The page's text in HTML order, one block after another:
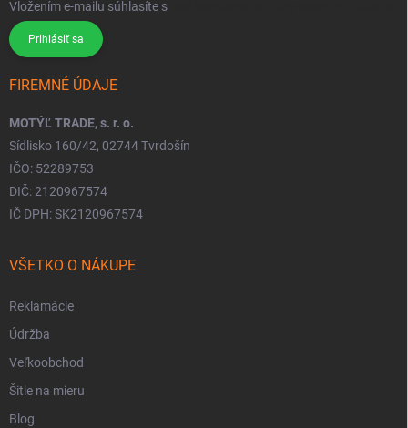
Vložením e-mailu súhlasíte s
Prihlásiť sa
FIREMNÉ ÚDAJE
MOTÝĽ TRADE, s. r. o.
Sídlisko 160/42, 02744 Tvrdošín
IČO: 52289753
DIČ: 2120967574
IČ DPH: SK2120967574
VŠETKO O NÁKUPE
Reklamácie
Údržba
Veľkoobchod
Šitie na mieru
Blog